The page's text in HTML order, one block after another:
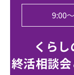
9:00
くら
終活相談